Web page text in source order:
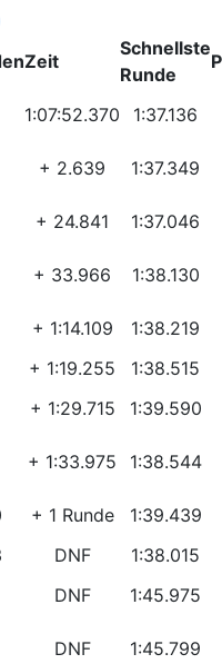
Zeit
Schnellste
Runde
1:07:52.370 1:37.136
+ 2.639 1:37.349
+ 24.841 1:37.046
+ 33.966 1:38.130
+ 1:14.109 1:38.219
+ 1:19.255 1:38.515
+ 1:29.715 1:39.590
+ 1:33.975 1:38.544
+ 1 Runde 1:39.439
DNF 1:38.015
DNF 1:45.975
DNF 1:45.799